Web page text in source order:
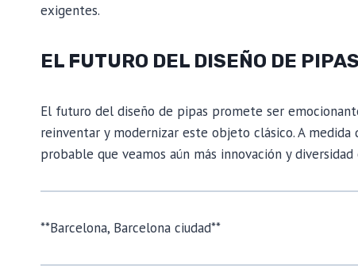
exigentes.
EL FUTURO DEL DISEÑO DE PIPAS
El futuro del diseño de pipas promete ser
reinventar y modernizar este objeto clásico. A
probable que veamos aún más innovación y
**Barcelona, Barcelona ciudad**